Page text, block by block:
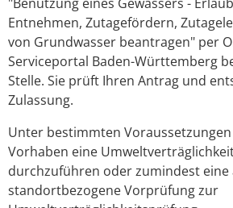
Entnehmen, Zutagefördern,
von Grundwasser beantragen" per
Serviceportal Baden-Württemberg
Stelle. Sie prüft Ihren Antrag und
Zulassung.
Unter bestimmten
Vorhaben eine
durchzuführen oder zumindest eine
standortbezogene Vorprüfung zur